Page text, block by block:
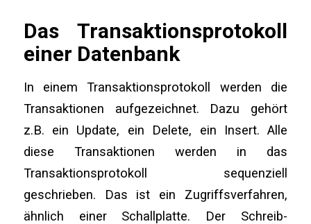
Das Transaktionsprotokoll
einer Datenbank
In einem Transaktionsprotokoll werden die
Transaktionen aufgezeichnet. Dazu gehört
z.B. ein Update, ein Delete, ein Insert. Alle
diese Transaktionen werden in das
Transaktionsprotokoll sequenziell
geschrieben. Das ist ein Zugriffsverfahren,
ähnlich einer Schallplatte. Der Schreib-